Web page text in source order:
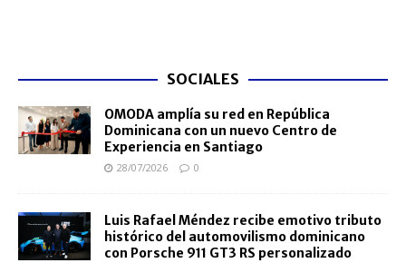
SOCIALES
OMODA amplía su red en República
Dominicana con un nuevo Centro de
Experiencia en Santiago
28/07/2026 0
Luis Rafael Méndez recibe emotivo tributo
histórico del automovilismo dominicano
con Porsche 911 GT3 RS personalizado